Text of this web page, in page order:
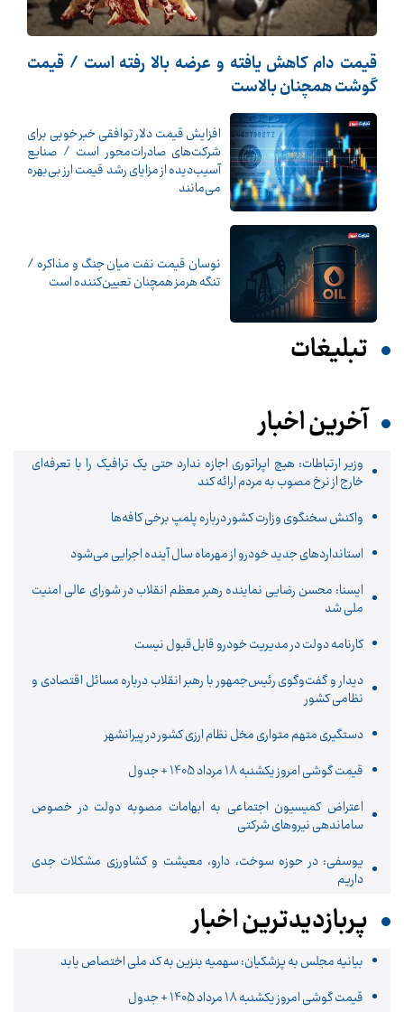
قیمت دام کاهش یافته و عرضه بالا رفته است / قیمت
گوشت همچنان بالاست
افزایش قیمت دلار توافقی خبر خوبی برای
شرکت‌های صادرات‌محور است / صنایع
آسیب‌دیده از مزایای رشد قیمت ارز بی‌بهره
می‌مانند
نوسان قیمت نفت میان جنگ و مذاکره /
تنگه هرمز همچنان تعیین‌کننده است
تبلیغات
آخرین اخبار
وزیر ارتباطات: هیچ اپراتوری اجازه ندارد حتی یک ترافیک را با تعرفه‌ای
خارج از نرخ مصوب به مردم ارائه کند
واکنش سخنگوی وزارت کشور درباره پلمپ برخی کافه‌ها
استانداردهای جدید خودرو از مهرماه سال آینده اجرایی می‌شود
ایسنا: محسن رضایی نماینده رهبر معظم انقلاب در شورای عالی امنیت
ملی شد
کارنامه دولت در مدیریت خودرو قابل‌قبول نیست
دیدار و گفت‌وگوی رئیس‌جمهور با رهبر انقلاب درباره مسائل اقتصادی و
نظامی کشور
دستگیری متهم متواری مخل نظام ارزی کشور در پیرانشهر
قیمت گوشی امروز یکشنبه 18 مرداد 1405 + جدول
اعتراض کمیسیون اجتماعی به ابهامات مصوبه دولت در خصوص
ساماندهی نیروهای شرکتی
یوسفی: در حوزه سوخت، دارو، معیشت و کشاورزی مشکلات جدی
داریم
پربازدیدترین اخبار
بیانیه مجلس به پزشکیان: سهمیه بنزین به کد ملی اختصاص یابد
قیمت گوشی امروز یکشنبه 18 مرداد 1405 + جدول